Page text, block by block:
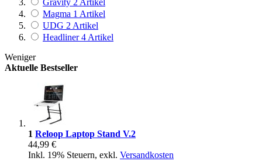
Gravity 2 Artikel
Magma 1 Artikel
UDG 2 Artikel
Headliner 4 Artikel
Weniger
Aktuelle Bestseller
1 Reloop Laptop Stand V.2
44,99 €
Inkl. 19% Steuern, exkl. Versandkosten